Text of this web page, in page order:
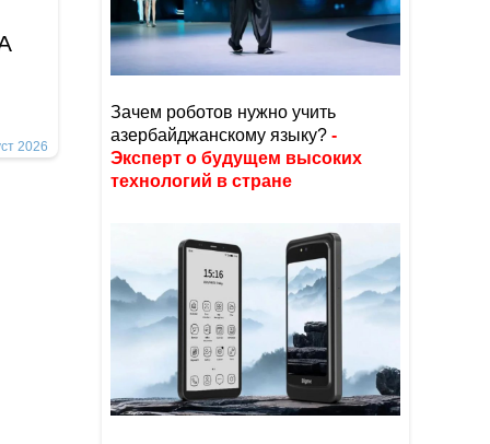
2026
Зачем роботов нужно учить
азербайджанскому языку? -
Эксперт о будущем высоких
технологий в стране